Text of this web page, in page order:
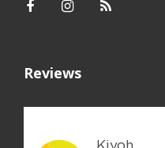
Reviews